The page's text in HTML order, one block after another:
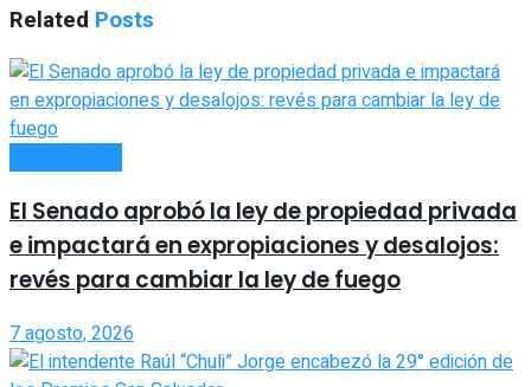
Related Posts
El Senado aprobó la ley de propiedad privada
e impactará en expropiaciones y desalojos:
revés para cambiar la ley de fuego
7 agosto, 2026